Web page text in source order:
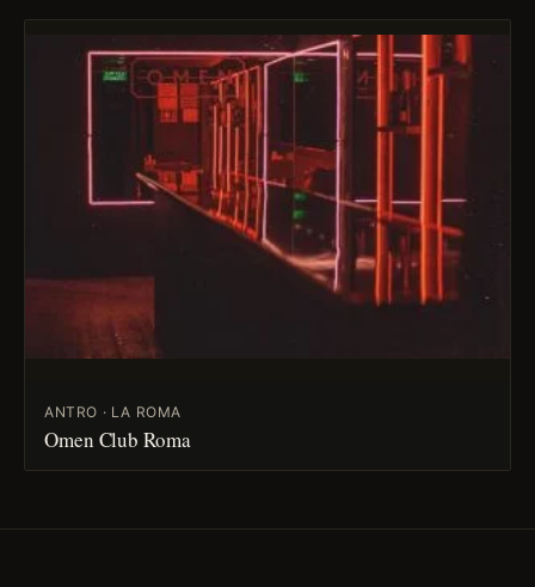
ANTRO · LA ROMA
Omen Club Roma